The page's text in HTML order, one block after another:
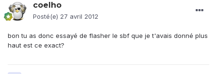
coelho
Posté(e) 27 avril 2012
bon tu as donc essayé de flasher le sbf que je t'avais donné plus
haut est ce exact?